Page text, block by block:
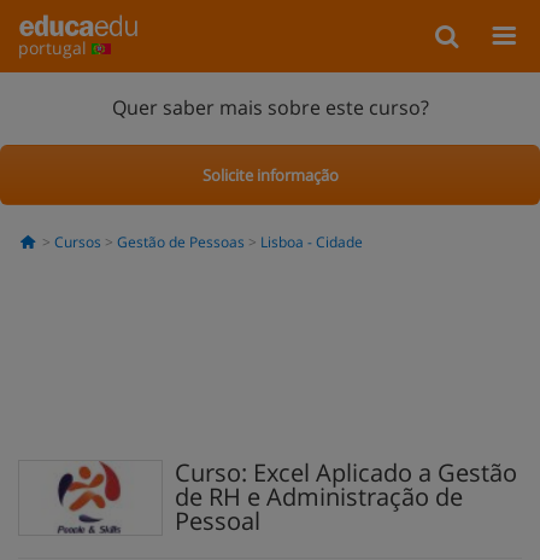
portugal
Quer saber mais sobre este curso?
Solicite informação
Cursos Gestão de Pessoas Lisboa - Cidade
Curso: Excel Aplicado a Gestão
de RH e Administração de
Pessoal